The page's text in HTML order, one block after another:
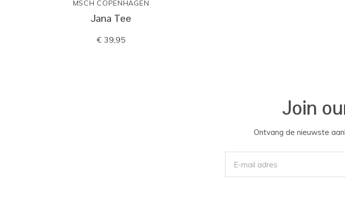
MSCH COPENHAGEN
Jana Tee
€ 39,95
Join
Ontvang de nieuwste